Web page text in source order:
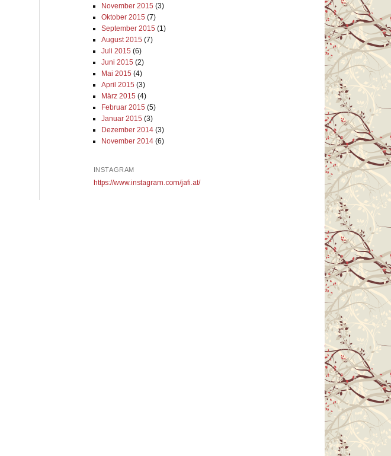
November 2015 (3)
Oktober 2015 (7)
September 2015 (1)
August 2015 (7)
Juli 2015 (6)
Juni 2015 (2)
Mai 2015 (4)
April 2015 (3)
März 2015 (4)
Februar 2015 (5)
Januar 2015 (3)
Dezember 2014(3)
November 2014(6)
INSTAGRAM
https://www.instagram.com/jafi.at/